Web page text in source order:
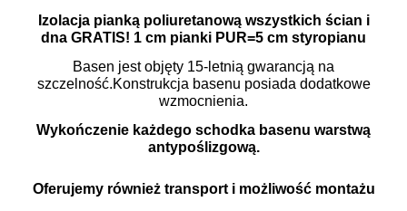
Izolacja pianką poliuretanową wszystkich ścian i
dna GRATIS! 1 cm pianki PUR=5 cm styropianu
Basen jest objęty 15-letnią gwarancją na
szczelność.Konstrukcja basenu posiada dodatkowe
wzmocnienia.
Wykończenie każdego schodka basenu warstwą
antypoślizgową.
Oferujemy również transport i możliwość montażu